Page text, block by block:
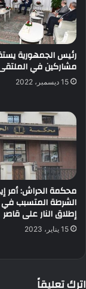
رئيس الجمهورية
مشاركين في
15 ديسمبر، 2022
محكمة الحراش: أمر
الشرطة المتسبب في
إطلاق النار على قاصر
15 يناير، 2023
اترك تعليقاً